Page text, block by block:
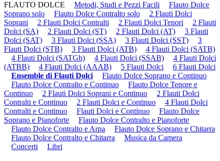
FLAUTO DOLCE
Metodi, Studi e Pezzi Facili
Flauto Dolce
Soprano solo
Flauto Dolce Contralto solo
2 Flauti Dolci
Soprani
2 Flauti Dolci Contralti 2 Flauti Dolci Tenori
2 Flauti
Dolci (SA)
2 Flauti Dolci (ST) 2 Flauti Dolci (AT)
3 Flauti
Dolci (SAT)
3 Flauti Dolci (SSA) 3 Flauti Dolci (SST)
3
Flauti Dolci (STB)
3 Flauti Dolci (ATB)
4 Flauti Dolci (SATB)
4 Flauti Dolci (SATGb)
4 Flauti Dolci (SSAB)
4 Flauti Dolci
(ATBB)
4 Flauti Dolci (AAAB) 5 Flauti Dolci
6 Flauti Dolci
Ensemble di Flauti Dolci
Flauto Dolce Soprano e Continuo
Flauto Dolce Contralto e Continuo
Flauto Dolce Tenore e
Continuo
2 Flauti Dolci Soprani e Continuo
2 Flauti Dolci
Contralti e Continuo
2 Flauti Dolci e Continuo
4 Flauti Dolci
Contralti e Continuo
Flauti Dolci e Continuo
Flauto Dolce
Soprano e Pianoforte
Flauto Dolce Contralto e Pianoforte
Flauto Dolce Contralto e Arpa
Flauto Dolce Soprano e Chitarra
Flauto Dolce Contralto e Chitarra
Musica da Camera
Concerti
Libri